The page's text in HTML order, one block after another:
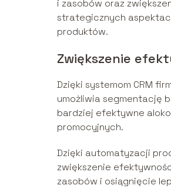
i zasobów oraz
strategicznych
produktów.
Zwiększenie
Dzięki systemom CRM
umożliwia segmentację
bardziej efektywne
promocyjnych.
Dzięki automatyzacji
zwiększenie
zasobów i osiągnięcie